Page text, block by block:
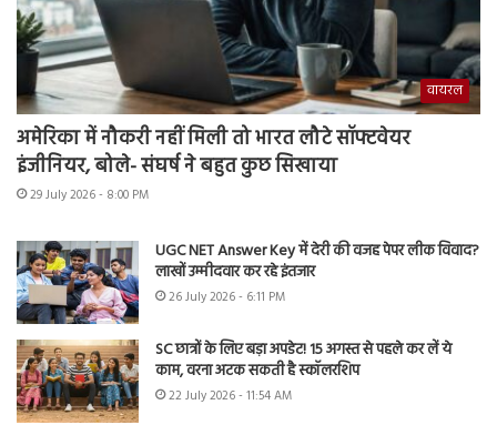
वायरल
अमेरिका में नौकरी नहीं मिली तो भारत लौटे सॉफ्टवेयर
इंजीनियर, बोले- संघर्ष ने बहुत कुछ सिखाया
29 July 2026 - 8:00 PM
UGC NET Answer Key में देरी की वजह पेपर लीक विवाद?
लाखों उम्मीदवार कर रहे इंतजार
26 July 2026 - 6:11 PM
SC छात्रों के लिए बड़ा अपडेट! 15 अगस्त से पहले कर लें ये
काम, वरना अटक सकती है स्कॉलरशिप
22 July 2026 - 11:54 AM